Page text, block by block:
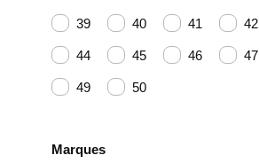
39 40 41 42
44 45 46 47
49 50
Marques